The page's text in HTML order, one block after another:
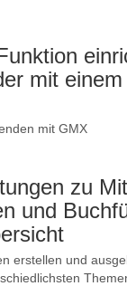
mit
mit GMX
zu
und
erstellen und